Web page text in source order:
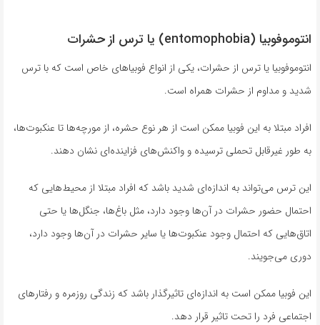
انتوموفوبیا (entomophobia) یا ترس از حشرات
انتوموفوبیا یا ترس از حشرات، یکی از انواع فوبیاهای خاص است که با ترس
شدید و مداوم از حشرات همراه است.
افراد مبتلا به این فوبیا ممکن است از هر نوع حشره، از مورچه‌ها تا عنکبوت‌ها،
به طور غیرقابل تحملی ترسیده و واکنش‌های فزاینده‌ای نشان دهند.
این ترس می‌تواند به اندازه‌ای شدید باشد که افراد مبتلا از محیط‌هایی که
احتمال حضور حشرات در آن‌ها وجود دارد، مثل باغ‌ها، جنگل‌ها یا حتی
اتاق‌هایی که احتمال وجود عنکبوت‌ها یا سایر حشرات در آن‌ها وجود دارد،
دوری می‌جویند.
این فوبیا ممکن است به اندازه‌ای تاثیرگذار باشد که زندگی روزمره و رفتارهای
اجتماعی فرد را تحت تاثیر قرار دهد.